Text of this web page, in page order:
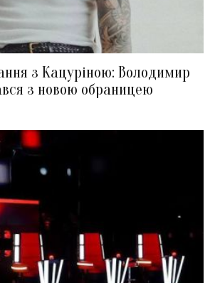
з Кацуріною: Володимир
з новою обраницею